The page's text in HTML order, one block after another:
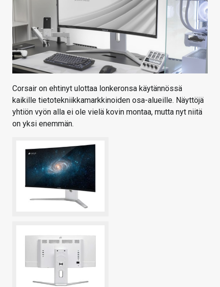
Corsair on ehtinyt ulottaa lonkeronsa käytännössä
kaikille tietotekniikkamarkkinoiden osa-alueille. Näyttöjä
yhtiön vyön alla ei ole vielä kovin montaa, mutta nyt niitä
on yksi enemmän.